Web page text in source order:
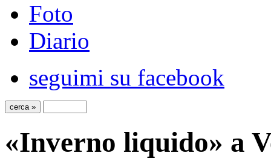
Foto
Diario
seguimi su facebook
«Inverno liquido» a